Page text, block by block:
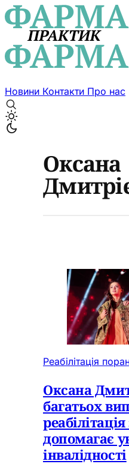
Новини Контакти Про нас
Оксана
Реабілітація
Оксана
багатьох
допомагає
інвалідності